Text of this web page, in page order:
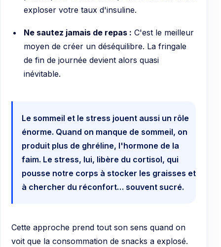
exploser votre taux d'insuline.
Ne sautez jamais de repas : C'est le meilleur
moyen de créer un déséquilibre. La fringale
de fin de journée devient alors quasi
inévitable.
Le sommeil et le stress jouent aussi un rôle
énorme. Quand on manque de sommeil, on
produit plus de ghréline, l'hormone de la
faim. Le stress, lui, libère du cortisol, qui
pousse notre corps à stocker les graisses et
à chercher du réconfort… souvent sucré.
Cette approche prend tout son sens quand on
voit que la consommation de snacks a explosé.